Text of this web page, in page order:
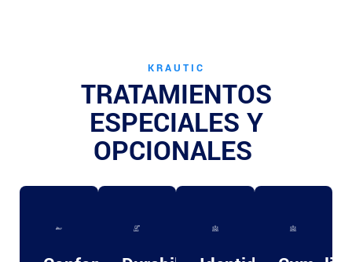
KRAUTIC
TRATAMIENTOS
ESPECIALES Y
OPCIONALES